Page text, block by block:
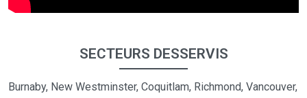
SECTEURS DESSERVIS
Burnaby, New Westminster, Coquitlam, Richmond, Vancouver,